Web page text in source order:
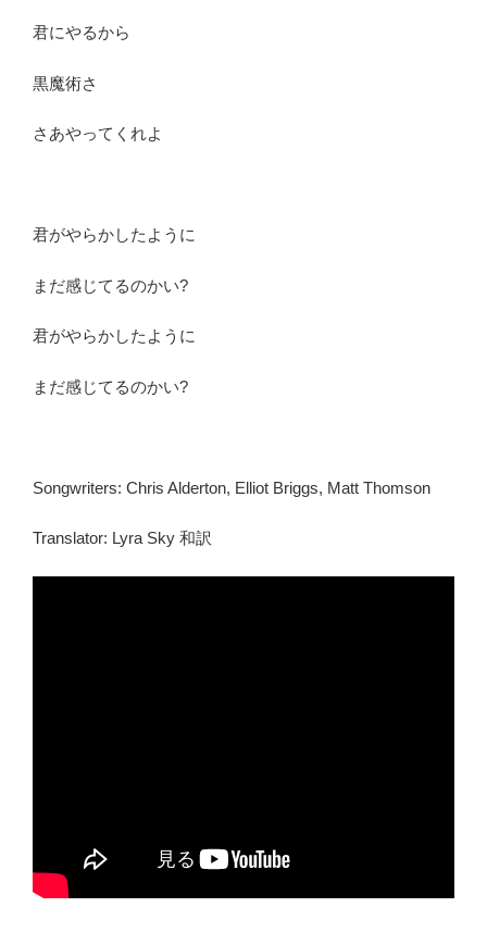
君にやるから
黒魔術さ
さあやってくれよ
君がやらかしたように
まだ感じてるのかい?
君がやらかしたように
まだ感じてるのかい?
Songwriters: Chris Alderton, Elliot Briggs, Matt Thomson
Translator: Lyra Sky 和訳